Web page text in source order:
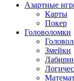
Азартные
Карты
Покер
Головоломки
Змейки